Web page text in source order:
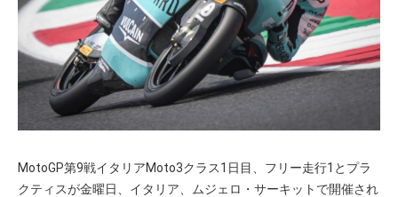
MotoGP第9戦イタリアMoto3クラス1日目、フリー走行1とプラ
クティスが金曜日、イタリア、ムジェロ・サーキットで開催され